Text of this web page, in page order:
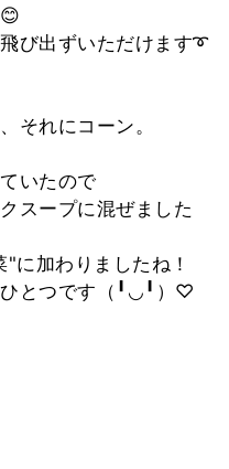
び出ずいただけます➰
それにコーン。
いたので
スープに混ぜました
に加わりましたね！
ひとつです（╹◡╹）♡